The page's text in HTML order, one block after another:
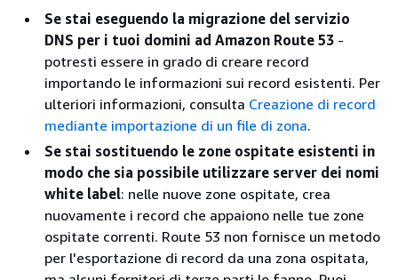
Se stai eseguendo la migrazione del servizio
DNS per i tuoi domini ad Amazon Route 53 -
potresti essere in grado di creare record
importando le informazioni sui record esistenti. Per
ulteriori informazioni, consulta Creazione di record
mediante importazione di un file di zona.
Se stai sostituendo le zone ospitate esistenti in
modo che sia possibile utilizzare server dei nomi
white label: nelle nuove zone ospitate, crea
nuovamente i record che appaiono nelle tue zone
ospitate correnti. Route 53 non fornisce un metodo
per l'esportazione di record da una zona ospitata,